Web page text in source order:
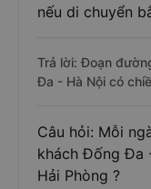
nếu di chuyển
Trả lời: Đoạn
Đa - Hà Nội có
Câu hỏi: Mỗi
khách Đống Đa
Hải Phòng ?